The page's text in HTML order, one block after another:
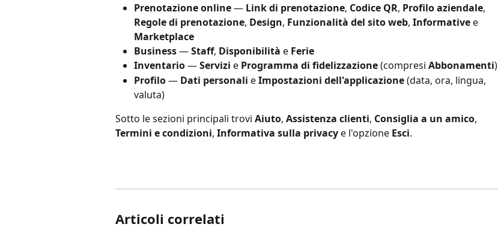
Prenotazione online — Link di prenotazione, Codice QR, Profilo aziendale,
Regole di prenotazione, Design, Funzionalità del sito web, Informative e
Marketplace
Business — Staff, Disponibilità e Ferie
Inventario — Servizi e Programma di fidelizzazione (compresi Abbonamenti)
Profilo — Dati personali e Impostazioni dell'applicazione (data, ora, lingua,
valuta)
Sotto le sezioni principali trovi Aiuto, Assistenza clienti, Consiglia a un amico,
Termini e condizioni, Informativa sulla privacy e l'opzione Esci.
Articoli correlati